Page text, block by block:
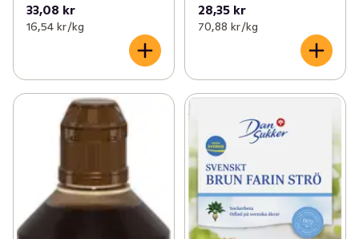
33,08 kr
16,54 kr /kg
28,35 kr
70,88 kr /kg